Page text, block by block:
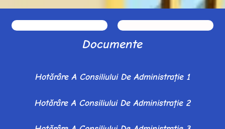
Documente
Hotărâre A Consiliului De Administrație 1
Hotărâre A Consiliului De Administrație 2